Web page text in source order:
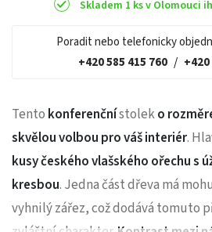
Skladem 1 ks v Olomouci
Poradit nebo telefonicky
+420 585 415 760 /
Tento konferenčnístoleko
skvělou volbou pro váš interiér.
kusy českého vlašského ořechu s
kresbou. Jedna část dřeva má
vyhnilý zářez, což dodává tomuto